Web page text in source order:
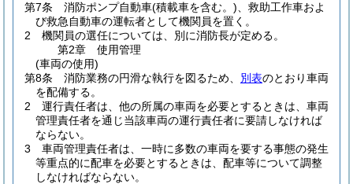
第7条
消防ポンプ自動車(積載車を含む。) 、救助工作車およ
び救急自動車の運転者として機関員を置く。
2
機関員の選任については、別に消防長が定める。
第2章
使用管理
(車両の使用)
第8条
消防業務の円滑な執行を図るため、 別表のとおり車両
を配備する。
2
運行責任者は、他の所属の車両を必要とするときは、車両
管理責任者を通じ当該車両の運行責任者に要請しなければ
ならない。
3
車両管理責任者は、一時に多数の車両を要する事態の発生
等重点的に配車を必要とするときは、配車等について調整
しなければならない。